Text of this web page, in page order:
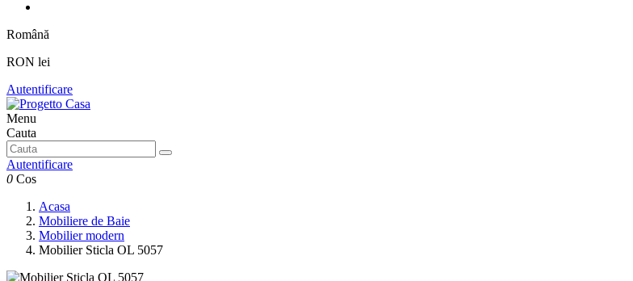
Română
RON lei
Autentificare
Menu
Cauta
Autentificare
0 Cos
Acasa
Mobiliere de Baie
Mobilier modern
Mobilier Sticla OL 5057